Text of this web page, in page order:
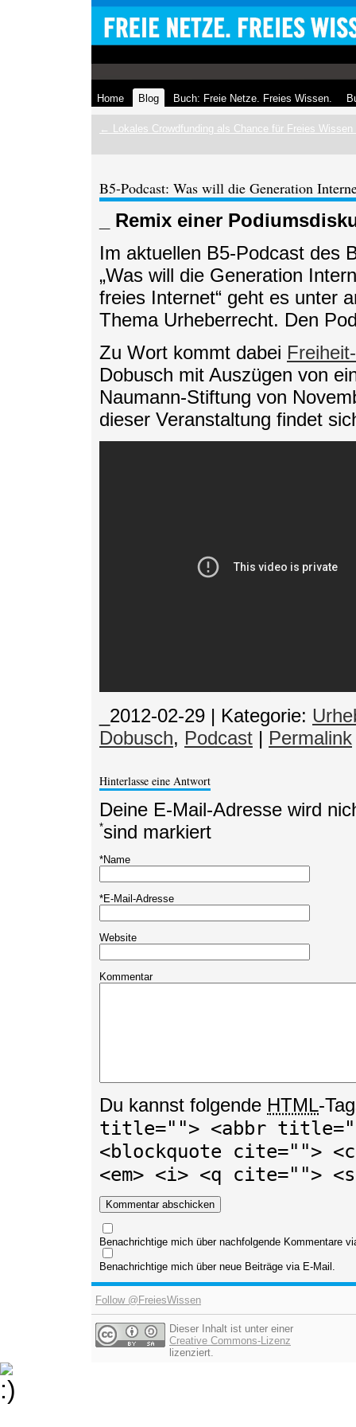
Home Blog Buch: Freie Netze. Freies Wissen.
← Lokales Crowdfunding als Chance für Freies
B5-Podcast: Was will die Generation
_ Remix einer
Im aktuellen B5-Podcast des
„Was will die Generation
freies Internet“ geht es unter
Thema Urheberrecht. Den
Zu Wort kommt dabei
Dobusch mit Auszügen von
Naumann-Stiftung von
dieser Veranstaltung findet
_2012-02-29 | Kategorie:
Dobusch, Podcast | Permalink
Hinterlasse eine Antwort
Deine E-Mail-Adresse wird
sind markiert
*
Name
*
E-Mail-Adresse
*
Website
Kommentar
Du kannst folgende HTML-
title=""> <abbr
<blockquote cite="">
<em> <i> <q cite="">
Benachrichtige mich über nachfolgende Kommentare
Benachrichtige mich über neue Beiträge via E-Mail.
Follow @FreiesWissen
Dieser Inhalt ist unter einer
Creative Commons-Lizenz
lizenziert.